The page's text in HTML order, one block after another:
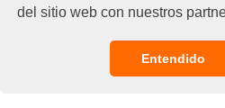
del sitio web con nuestros
Entendido